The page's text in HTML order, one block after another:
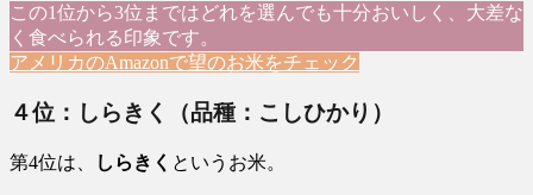
この1位から3位まではどれを選んでも十分おいしく、大差な
く食べられる印象です。
アメリカのAmazonで望のお米をチェック
４位：しらきく（品種：こしひかり）
第4位は、 しらきく というお米。